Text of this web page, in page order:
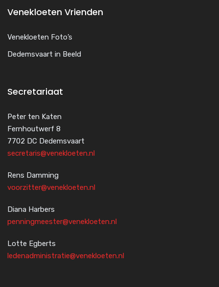
Venekloeten Vrienden
Venekloeten Foto’s
Dedemsvaart in Beeld
Secretariaat
Peter ten Katen
Fernhoutwerf 8
7702 DC Dedemsvaart
secretaris@venekloeten.nl
Rens Damming
voorzitter@venekloeten.nl
Diana Harbers
penningmeester@venekloeten.nl
Lotte Egberts
ledenadministratie@venekloeten.nl